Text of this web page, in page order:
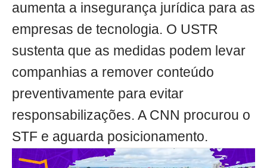
aumenta a insegurança jurídica para as
empresas de tecnologia. O USTR
sustenta que as medidas podem levar
companhias a remover conteúdo
preventivamente para evitar
responsabilizações. A CNN procurou o
STF e aguarda posicionamento.